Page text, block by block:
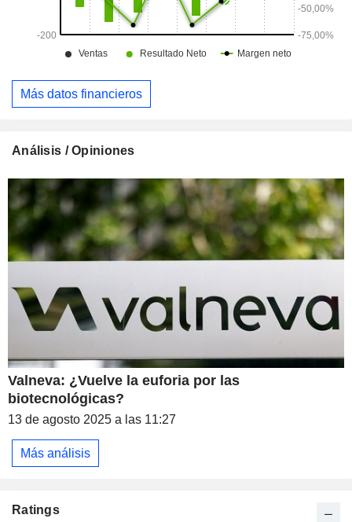
Más datos financieros
Análisis / Opiniones
Valneva: ¿Vuelve la euforia por las
biotecnológicas?
13 de agosto 2025 a las 11:27
Más análisis
Ratings